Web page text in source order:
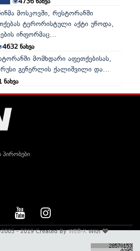
მოსკოვში, რესტორანში
ტერორისტული აქტი უწოდა,
ინფორმაც...
4632ნახვა
მომხდარი აფეთქებისას,
გენერლის ქალიშვილი და...
ნახვა
პირობები
- 2019 Created ByWEB-XWith